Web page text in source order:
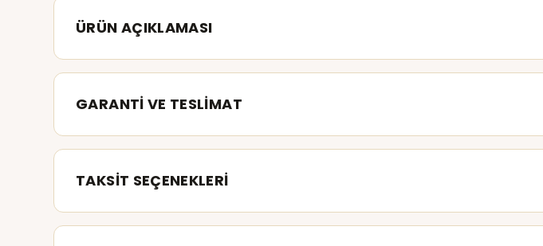
ÜRÜN AÇIKLAMASI
GARANTİ VE TESLİMAT
TAKSİT SEÇENEKLERİ